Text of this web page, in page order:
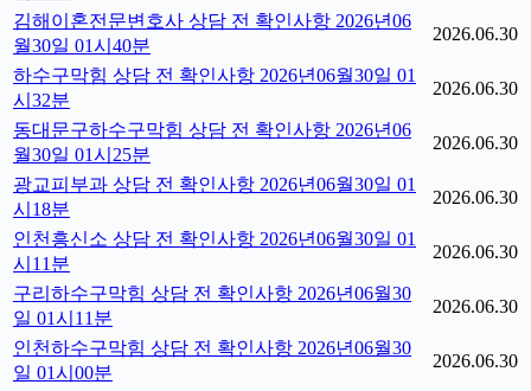
김해이혼전문변호사 상담 전 확인사항 2026년06
월30일 01시40분
2026.06.30
하수구막힘 상담 전 확인사항 2026년06월30일 01
시32분
2026.06.30
동대문구하수구막힘 상담 전 확인사항 2026년06
월30일 01시25분
2026.06.30
광교피부과 상담 전 확인사항 2026년06월30일 01
시18분
2026.06.30
인천흥신소 상담 전 확인사항 2026년06월30일 01
시11분
2026.06.30
구리하수구막힘 상담 전 확인사항 2026년06월30
일 01시11분
2026.06.30
인천하수구막힘 상담 전 확인사항 2026년06월30
일 01시00분
2026.06.30